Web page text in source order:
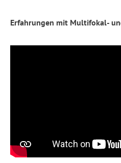
Erfahrungen mit Multifokal-